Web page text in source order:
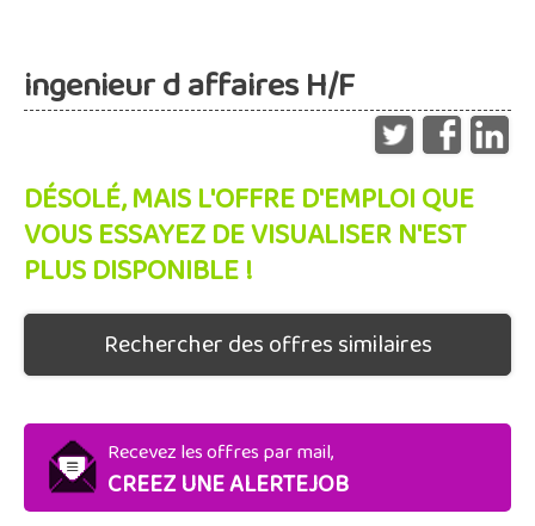
ingenieur d affaires H/F
DÉSOLÉ, MAIS L'OFFRE D'EMPLOI QUE
VOUS ESSAYEZ DE VISUALISER N'EST
PLUS DISPONIBLE !
Rechercher des offres similaires
Recevez les offres par mail,
CREEZ UNE ALERTEJOB